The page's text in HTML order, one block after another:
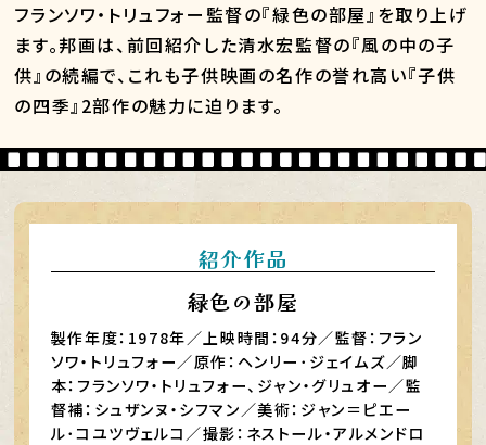
フランソワ・トリュフォー監督の『緑色の部屋』を取り上げ
ます。邦画は、前回紹介した清水宏監督の『風の中の子
供』の続編で、これも子供映画の名作の誉れ高い『子供
の四季』2部作の魅力に迫ります。
紹介作品
緑色の部屋
製作年度：1978年／上映時間：94分／監督：フラン
ソワ・トリュフォー／原作：ヘンリー･ジェイムズ／脚
本：フランソワ・トリュフォー、ジャン・グリュオー／監
督補：シュザンヌ・シフマン／美術：ジャン＝ピエー
ル･コユツヴェルコ／撮影：ネストール・アルメンドロ